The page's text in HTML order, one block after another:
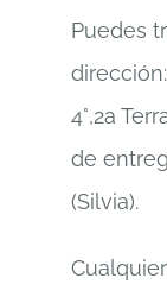
Puedes
4°,2a
de
(Silvia).